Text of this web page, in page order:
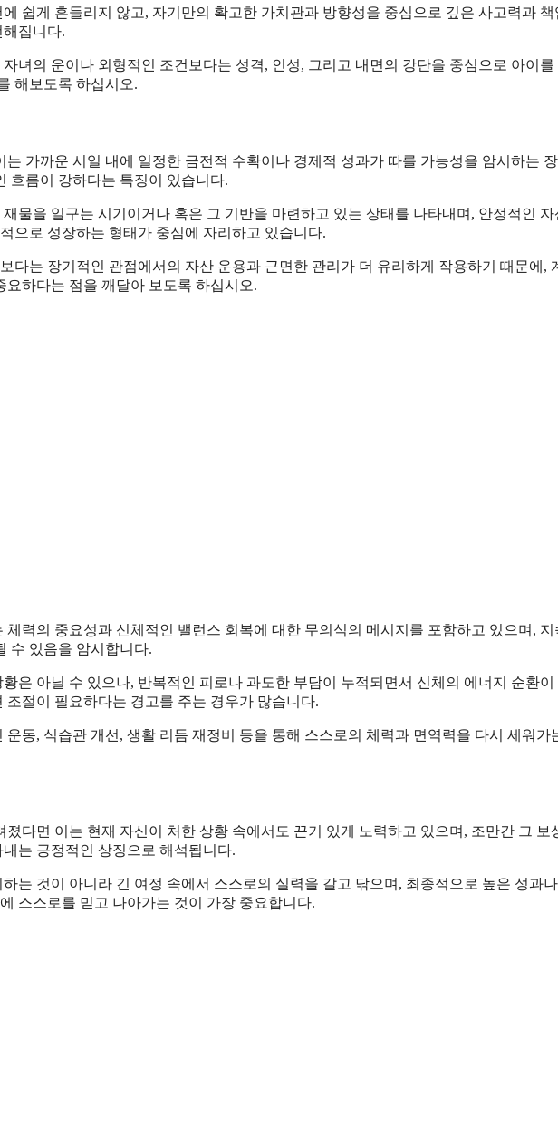
쉽게 흔들리지 않고, 자기만의 확고한 가치관과 방향성을 중심으로 깊은 사고력과 책
집니다.
녀의 운이나 외형적인 조건보다는 성격, 인성, 그리고 내면의 강단을 중심으로 아이를
해보도록 하십시오.
가까운 시일 내에 일정한 금전적 수확이나 경제적 성과가 따를 가능성을 암시하는
흐름이 강하다는 특징이 있습니다.
물을 일구는 시기이거나 혹은 그 기반을 마련하고 있는 상태를 나타내며, 안정적인 자
으로 성장하는 형태가 중심에 자리하고 있습니다.
다는 장기적인 관점에서의 자산 운용과 근면한 관리가 더 유리하게 작용하기 때문에,
하다는 점을 깨달아 보도록 하십시오.
력의 중요성과 신체적인 밸런스 회복에 대한 무의식의 메시지를 포함하고 있으며, 지
수 있음을 암시합니다.
은 아닐 수 있으나, 반복적인 피로나 과도한 부담이 누적되면서 신체의 에너지 순환이
절이 필요하다는 경고를 주는 경우가 많습니다.
동, 식습관 개선, 생활 리듬 재정비 등을 통해 스스로의 체력과 면역력을 다시 세워가
다면 이는 현재 자신이 처한 상황 속에서도 끈기 있게 노력하고 있으며, 조만간 그 보
는 긍정적인 상징으로 해석됩니다.
는 것이 아니라 긴 여정 속에서 스스로의 실력을 갈고 닦으며, 최종적으로 높은 성과
스스로를 믿고 나아가는 것이 가장 중요합니다.